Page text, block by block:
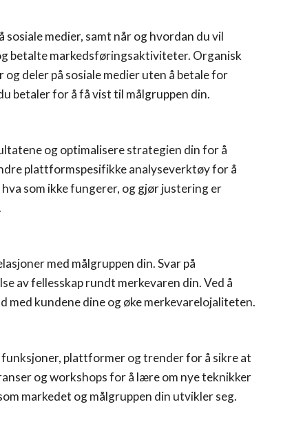
sosiale medier, samt når og hvordan du vil
betalte markedsføringsaktiviteter. Organisk
deler på sosiale medier uten å betale for
betaler for å få vist til målgruppen din.
og optimalisere strategien din for å
plattformspesifikke analyseverktøy for å
som ikke fungerer, og gjør justering er
med målgruppen din. Svar på
av fellesskap rundt merkevaren din. Ved å
med kundene dine og øke merkevarelojaliteten.
funksjoner, plattformer og trender for å sikre at
og workshops for å lære om nye teknikker
markedet og målgruppen din utvikler seg.